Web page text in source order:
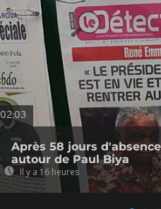
02:03
Après 58 jours
autour de Paul Biya
Il y a 16 heures